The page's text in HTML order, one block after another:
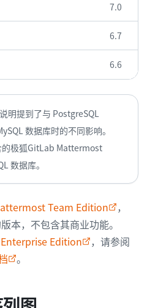
7.0
6.7
6.6
明提到了与 PostgreSQL
数据库时的不同影响。
极狐GitLab Mattermost
数据库。
Team Edition
，
本，不包含其商业功能。
Edition
，请参阅
。